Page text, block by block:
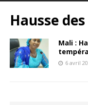
Hausse
Mali :
6 avril